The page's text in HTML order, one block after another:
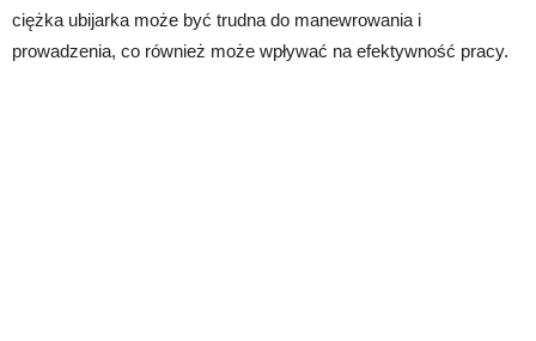
ciężka ubijarka może być trudna do manewrowania i
prowadzenia, co również może wpływać na efektywność pracy.